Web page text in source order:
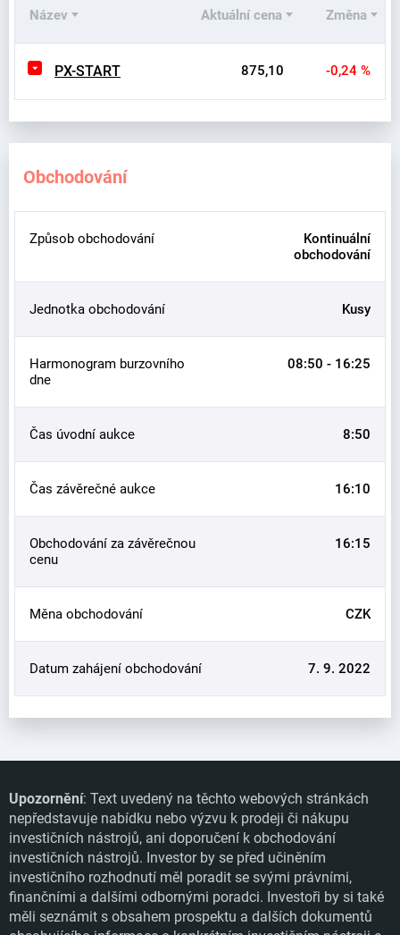
Název Aktuální cena Změna
PX-START 875,10 -0,24 %
Obchodování
Způsob obchodování
Kontinuální
obchodování
Jednotka obchodování Kusy
Harmonogram burzovního
dne
08:50 - 16:25
Čas úvodní aukce 8:50
Čas závěrečné aukce 16:10
Obchodování za závěrečnou
cenu
16:15
Měna obchodování CZK
Datum zahájení obchodování 7. 9. 2022
Specialisté na vlasy neznají
tu správnou mezeru na trhu, sestavili žádané
vsadili na promyšlenou cenovou politiku a
Upozornění: Text uvedený na těchto webových stránkách
nepředstavuje nabídku nebo výzvu k prodeji či nákupu
investičních nástrojů, ani doporučení k obchodování
investičních nástrojů. Investor by se před učiněním
investičního rozhodnutí měl poradit se svými právními,
finančními a dalšími odbornými poradci. Investoři by si také
měli seznámit s obsahem prospektu a dalších dokumentů